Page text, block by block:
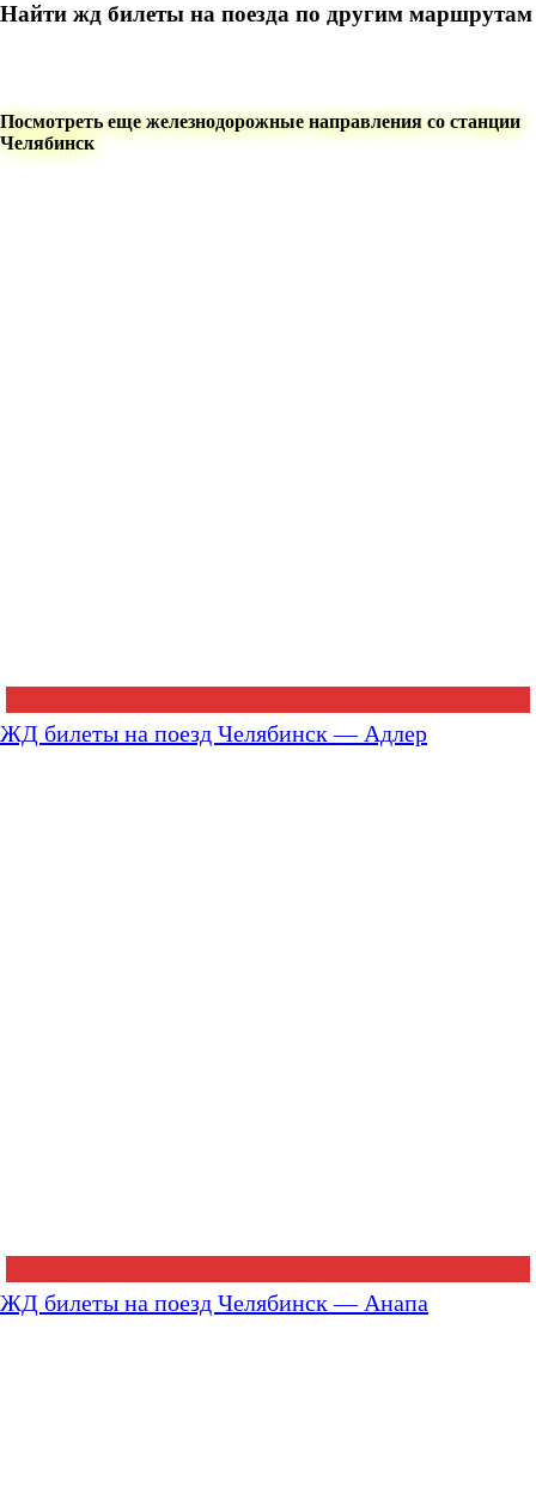
Найти жд билеты на поезда по другим маршрутам
Посмотреть еще железнодорожные направления со станции
Челябинск
ЖД билеты на поезд Челябинск — Адлер
ЖД билеты на поезд Челябинск — Анапа